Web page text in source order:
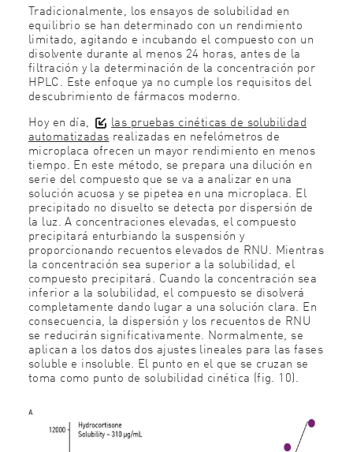
Tradicionalmente, los ensayos de solubilidad en
equilibrio se han determinado con un rendimiento
limitado, agitando e incubando el compuesto con un
disolvente durante al menos 24 horas, antes de la
filtración y la determinación de la concentración por
HPLC. Este enfoque ya no cumple los requisitos del
descubrimiento de fármacos moderno.
Hoy en día,
las pruebas cinéticas de solubilidad
automatizadas realizadas en nefelómetros de
microplaca ofrecen un mayor rendimiento en menos
tiempo. En este método, se prepara una dilución en
serie del compuesto que se va a analizar en una
solución acuosa y se pipetea en una microplaca. El
precipitado no disuelto se detecta por dispersión de
la luz. A concentraciones elevadas, el compuesto
precipitará enturbiando la suspensión y
proporcionando recuentos elevados de RNU. Mientras
la concentración sea superior a la solubilidad, el
compuesto precipitará. Cuando la concentración sea
inferior a la solubilidad, el compuesto se disolverá
completamente dando lugar a una solución clara. En
consecuencia, la dispersión y los recuentos de RNU
se reducirán significativamente. Normalmente, se
aplican a los datos dos ajustes lineales para las fases
soluble e insoluble. El punto en el que se cruzan se
toma como punto de solubilidad cinética (fig. 10).